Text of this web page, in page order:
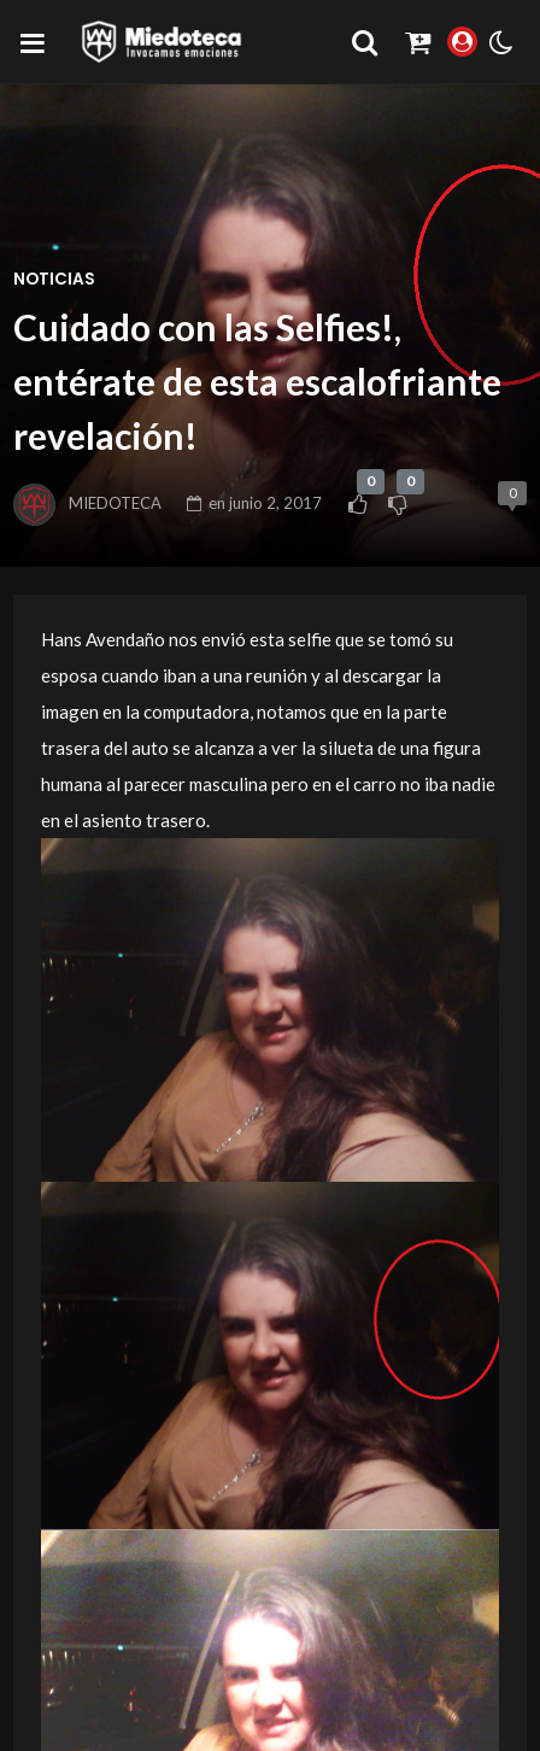
NOTICIAS
Cuidado con las Selfies!,
entérate de esta escalofriante
revelación!
MIEDOTECA en junio 2, 2017
0 0
0
Hans Avendaño nos envió esta selfie que se tomó su
esposa cuando iban a una reunión y al descargar la
imagen en la computadora, notamos que en la parte
trasera del auto se alcanza a ver la silueta de una figura
humana al parecer masculina pero en el carro no iba nadie
en el asiento trasero.